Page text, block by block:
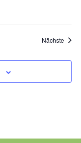
Nächste